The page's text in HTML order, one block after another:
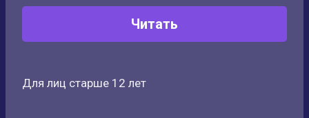
Читать
Для лиц старше 12 лет